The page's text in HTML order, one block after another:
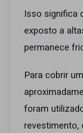
Isso significa
exposto a
permanece
Para cobrir
foram
revestimento,